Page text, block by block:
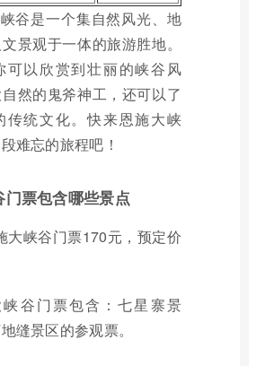
谷是一个集自然风光、地
景观于一体的旅游胜地。
可以欣赏到壮丽的峡谷风
然的鬼斧神工，还可以了
传统文化。快来恩施大峡
难忘的旅程吧！
门票包含哪些景点
大峡谷门票170元，预定价
谷门票包含：七星寨景
缝景区的参观票。